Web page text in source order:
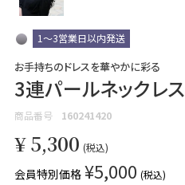
1～3営業日以内発送
お手持ちのドレスを華やかに彩る
3連パールネックレス
商品番号 160241420
¥ 5,300 税込
会員特別価格 ¥5,000 税込